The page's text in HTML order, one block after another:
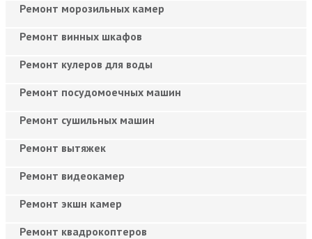
Ремонт морозильных камер
Ремонт винных шкафов
Ремонт кулеров для воды
Ремонт посудомоечных машин
Ремонт сушильных машин
Ремонт вытяжек
Ремонт видеокамер
Ремонт экшн камер
Ремонт квадрокоптеров